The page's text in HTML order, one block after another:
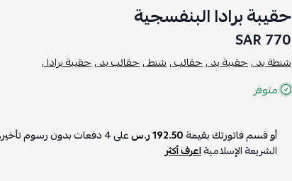
حقيبة برادا البنفسجية
770 SAR
شنطة يد ,حقيبة يد ,حقائب ,شنط ,حقائب يد ,حقيبة برادا ,
متوفر
أو قسم فاتورتك بقيمة192.50 ر.س على4دفعات بدون رسوم
الشريعة الإسلاميةاعرف أكثر